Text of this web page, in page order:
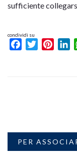
sufficiente
condividi su
FacebookTwitter
PER